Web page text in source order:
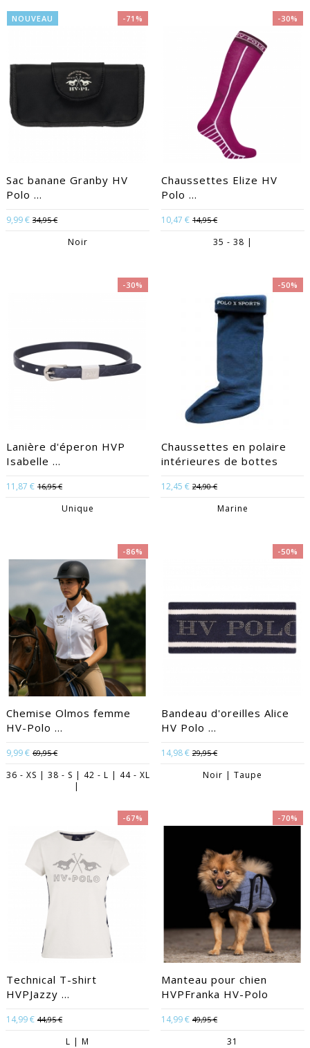
NOUVEAU -71%
Sac banane Granby HV
Polo ...
9,99 € 34,95 €
Noir
-30%
Chaussettes Elize HV
Polo ...
10,47 € 14,95 €
35 - 38 |
-30%
Lanière d'éperon HVP
Isabelle ...
11,87 € 16,95 €
Unique
-50%
Chaussettes en polaire
intérieures de bottes
12,45 € 24,90 €
Marine
-86%
Chemise Olmos femme
HV-Polo ...
9,99 € 69,95 €
36 - XS | 38 - S | 42 - L | 44 - XL
|
-50%
Bandeau d'oreilles Alice
HV Polo ...
14,98 € 29,95 €
Noir | Taupe
-67%
Technical T-shirt
HVPJazzy ...
14,99 € 44,95 €
L | M
-70%
Manteau pour chien
HVPFranka HV-Polo
14,99 € 49,95 €
31